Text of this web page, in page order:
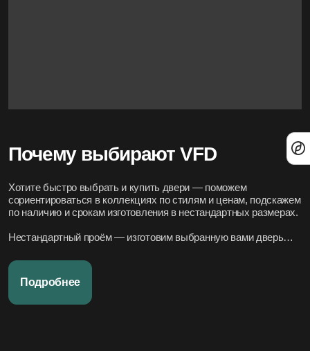
Почему выбирают VFD
Хотите быстро выбрать и купить двери — поможем
сориентироваться в коллекциях по стилям и ценам, подскажем
по наличию и срокам изготовления в нестандартных размерах.
Нестандартный проём — изготовим выбранную вами дверь
подходящие модели по дизайн-проекту или по фото.
Подробнее